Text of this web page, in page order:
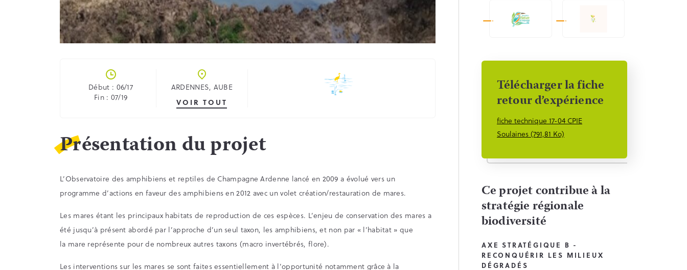
Début : 06/17
Fin : 07/19
ARDENNES, AUBE
VOIR TOUT
Présentation du projet
L’Observatoire des amphibiens et reptiles de Champagne Ardenne lancé en 2009 a évolué vers un
programme d’actions en faveur des amphibiens en 2012 avec un volet création/restauration de mares.
Les mares étant les principaux habitats de reproduction de ces espèces. L’enjeu de conservation des mares a
été jusqu’à présent abordé par l’approche d’un seul taxon, les amphibiens, et non par « l’habitat » que
la mare représente pour de nombreux autres taxons (macro invertébrés, flore).
Les interventions sur les mares se sont faites essentiellement à l’opportunité notamment grâce à la
Télécharger la fiche
retour d’expérience
fiche technique 17-04 CPIE
Soulaines (791,81 Ko)
Ce projet contribue à la
stratégie régionale
biodiversité
AXE STRATÉGIQUE B -
RECONQUÉRIR LES MILIEUX
DÉGRADÉS